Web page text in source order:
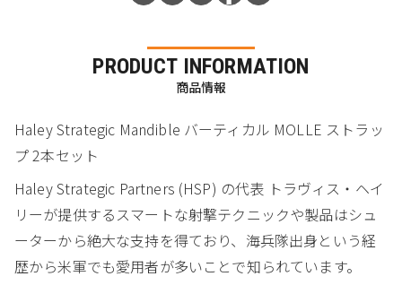
PRODUCT INFORMATION
商品情報
Haley Strategic Mandible バーティカル MOLLE ストラッ
プ 2本セット
Haley Strategic Partners (HSP) の代表 トラヴィス・ヘイ
リーが提供するスマートな射撃テクニックや製品はシュ
ーターから絶大な支持を得ており、海兵隊出身という経
歴から米軍でも愛用者が多いことで知られています。